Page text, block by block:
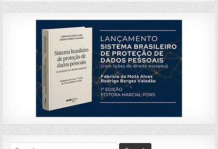
Search